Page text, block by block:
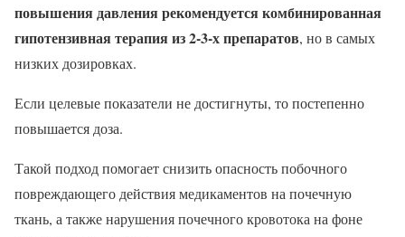
повышения давления рекомендуется комбинированная
гипотензивная терапия из 2-3-х препаратов, но в самых
низких дозировках.
Если целевые показатели не достигнуты, то постепенно
повышается доза.
Такой подход помогает снизить опасность побочного
повреждающего действия медикаментов на почечную
ткань, а также нарушения почечного кровотока на фоне